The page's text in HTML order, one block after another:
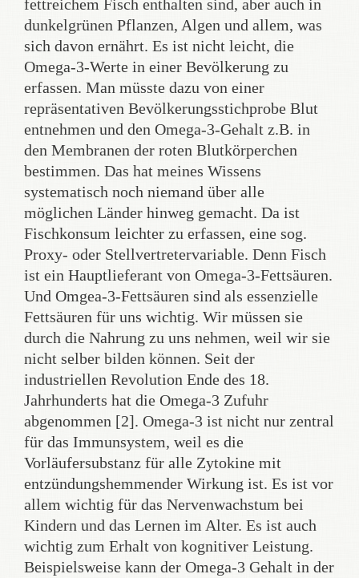
fettreichem Fisch enthalten sind, aber auch in
dunkelgrünen Pflanzen, Algen und allem, was
sich davon ernährt. Es ist nicht leicht, die
Omega-3-Werte in einer Bevölkerung zu
erfassen. Man müsste dazu von einer
repräsentativen Bevölkerungsstichprobe Blut
entnehmen und den Omega-3-Gehalt z.B. in
den Membranen der roten Blutkörperchen
bestimmen. Das hat meines Wissens
systematisch noch niemand über alle
möglichen Länder hinweg gemacht. Da ist
Fischkonsum leichter zu erfassen, eine sog.
Proxy- oder Stellvertretervariable. Denn Fisch
ist ein Hauptlieferant von Omega-3-Fettsäuren.
Und Omgea-3-Fettsäuren sind als essenzielle
Fettsäuren für uns wichtig. Wir müssen sie
durch die Nahrung zu uns nehmen, weil wir sie
nicht selber bilden können. Seit der
industriellen Revolution Ende des 18.
Jahrhunderts hat die Omega-3 Zufuhr
abgenommen [2]. Omega-3 ist nicht nur zentral
für das Immunsystem, weil es die
Vorläufersubstanz für alle Zytokine mit
entzündungshemmender Wirkung ist. Es ist vor
allem wichtig für das Nervenwachstum bei
Kindern und das Lernen im Alter. Es ist auch
wichtig zum Erhalt von kognitiver Leistung.
Beispielsweise kann der Omega-3 Gehalt in der